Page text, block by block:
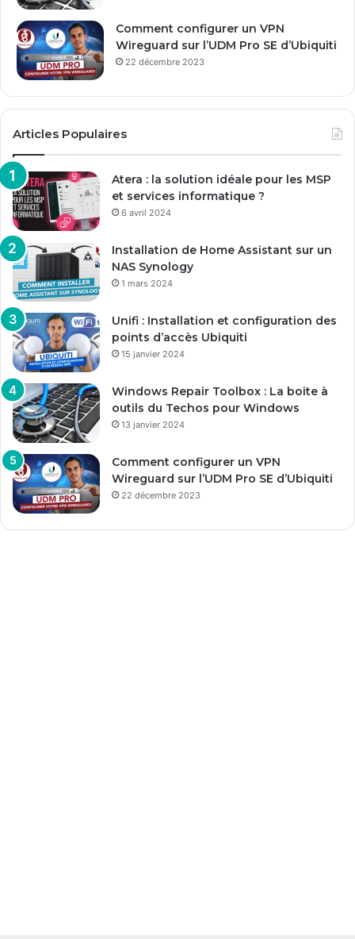
Comment configurer un VPN
Wireguard sur l’UDM Pro SE d’Ubiquiti
22 décembre 2023
Articles Populaires
Atera : la solution idéale pour les MSP
et services informatique ?
6 avril 2024
Installation de Home Assistant sur un
NAS Synology
1 mars 2024
Unifi : Installation et configuration des
points d’accès Ubiquiti
15 janvier 2024
Windows Repair Toolbox : La boite à
outils du Techos pour Windows
13 janvier 2024
Comment configurer un VPN
Wireguard sur l’UDM Pro SE d’Ubiquiti
22 décembre 2023